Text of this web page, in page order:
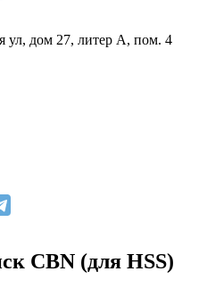
ул, дом 27, литер А, пом. 4
CBN (для HSS)